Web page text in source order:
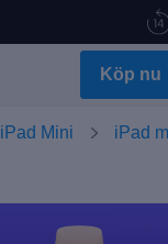
Köp nu
iPad Mini iPad